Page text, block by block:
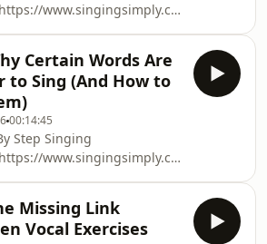
www.singingsimply.com/courses/
Certain Words Are
to Sing (And How to
00:14:45
Step Singing
www.singingsimply.com/courses/
Missing Link
Vocal Exercises